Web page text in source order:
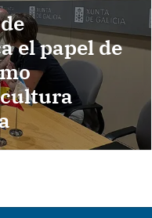
el papel de